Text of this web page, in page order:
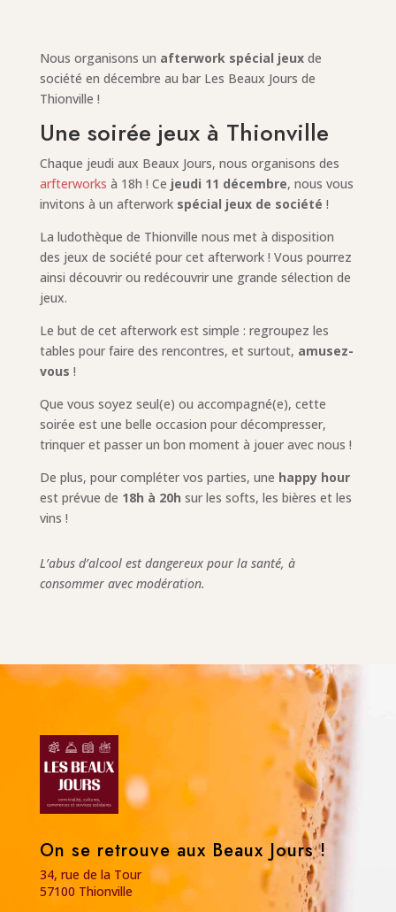
Nous organisons un afterwork spécial jeuxde
société en décembre au bar Les Beaux Jours de
Thionville !
Une soirée jeux à Thionville
Chaque jeudi aux Beaux Jours, nous organisons des
arfterworks à 18h ! Ce jeudi 11 décembre, nous vous
invitons à un afterwork spécial jeux de société !
La ludothèque de Thionville nous met à disposition
des jeux de société pour cet afterwork ! Vous pourrez
ainsi découvrir ou redécouvrir une grande sélection de
jeux.
Le but de cet afterwork est simple : regroupez les
tables pour faire des rencontres, et surtout, amusez-
vous !
Que vous soyez seul(e) ou accompagné(e), cette
soirée est une belle occasion pour décompresser,
trinquer et passer un bon moment à jouer avec nous !
De plus, pour compléter vos parties, une happy hour
est prévue de 18h à 20h sur les softs, les bières et les
vins !
L’abus d’alcool est dangereux pour la santé, à
consommer avec modération.
On se retrouve aux Beaux Jours !
34, rue de la Tour
57100 Thionville